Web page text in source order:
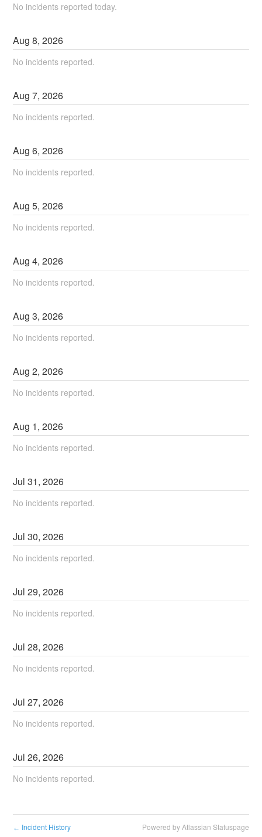
No incidents reported today.
Aug8,2026
No incidents reported.
Aug7,2026
No incidents reported.
Aug6,2026
No incidents reported.
Aug5,2026
No incidents reported.
Aug4,2026
No incidents reported.
Aug3,2026
No incidents reported.
Aug2,2026
No incidents reported.
Aug 1,2026
No incidents reported.
Jul31,2026
No incidents reported.
Jul30,2026
No incidents reported.
Jul29,2026
No incidents reported.
Jul28,2026
No incidents reported.
Jul27,2026
No incidents reported.
Jul26,2026
No incidents reported.
← Incident History Powered by Atlassian Statuspage